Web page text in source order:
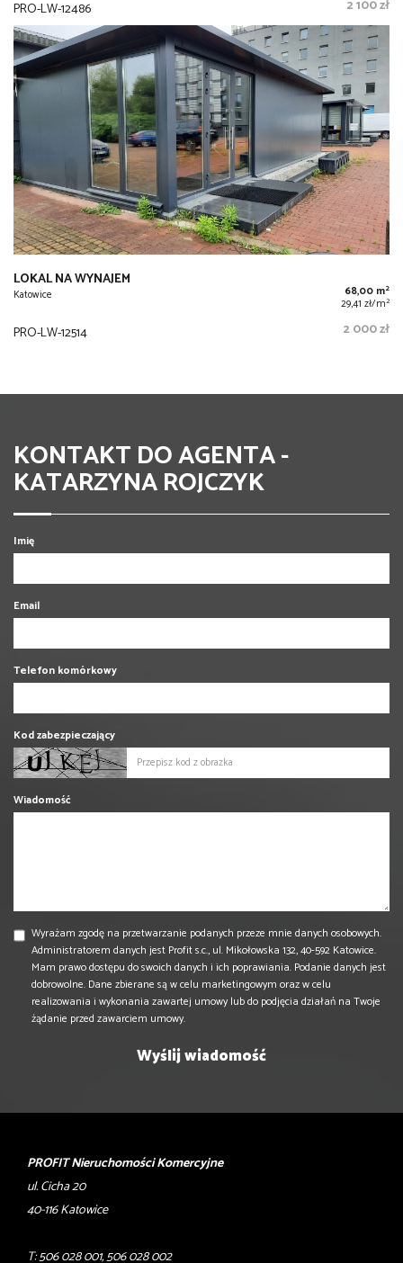
PRO-LW-12486 2 100 zł
LOKAL NA WYNAJEM
Katowice 68,00 m2
29,41 zł/m2
PRO-LW-12514 2 000 zł
KONTAKT DO AGENTA -
KATARZYNA ROJCZYK
Imię
Email
Telefon komórkowy
Kod zabezpieczający
Wiadomość
Wyrażam zgodę na przetwarzanie podanych przeze mnie danych osobowych.
Administratorem danych jest Profit s.c., ul. Mikołowska 132, 40-592 Katowice.
Mam prawo dostępu do swoich danych i ich poprawiania. Podanie danych jest
dobrowolne. Dane zbierane są w celu marketingowym oraz w celu
realizowania i wykonania zawartej umowy lub do podjęcia działań na Twoje
żądanie przed zawarciem umowy.
PROFIT Nieruchomości Komercyjne
ul. Cicha 20
40-116 Katowice
T: 506 028 001, 506 028 002